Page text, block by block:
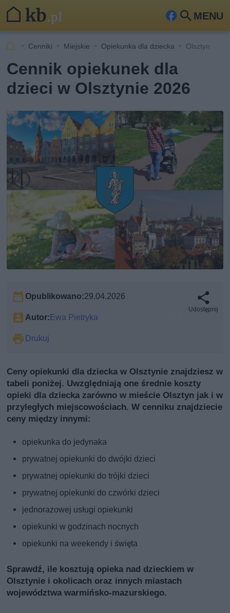
MENU
Fa
ook
Szu
kaj
Cenniki Miejskie Opiekunka dla dziecka Olsztyn
Cennik opiekunek dla
dzieci w Olsztynie 2026
Opublikowano:29.04.2026
Autor: Ewa Pietryka
Drukuj
Udostępnij
Ceny opiekunki dla dziecka w Olsztynie znajdziesz w
tabeli poniżej. Uwzględniają one średnie koszty
opieki dla dziecka zarówno w mieście Olsztyn jak i w
przyległych miejscowościach. W cenniku znajdziecie
ceny między innymi:
opiekunka do jedynaka
prywatnej opiekunki do dwójki dzieci
prywatnej opiekunki do trójki dzieci
prywatnej opiekunki do czwórki dzieci
jednorazowej usługi opiekunki
opiekunki w godzinach nocnych
opiekunki na weekendy i święta
Sprawdź, ile kosztują opieka nad dzieckiem w
Olsztynie i okolicach oraz innych miastach
województwa warmińsko-mazurskiego.